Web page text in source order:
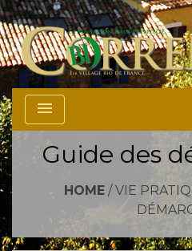
menu
Guide des
HOME/ VIE